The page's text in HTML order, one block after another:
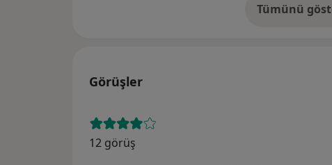
Tümünüadres
Görüşler
12 görüş